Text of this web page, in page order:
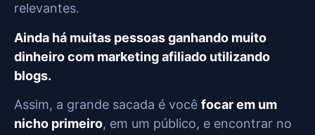
relevantes.
Ainda há muitas pessoas ganhando muito
dinheiro com marketing afiliado utilizando
blogs.
Assim, a grande sacada é você focar em um
nicho primeiro, em um público, e encontrar no